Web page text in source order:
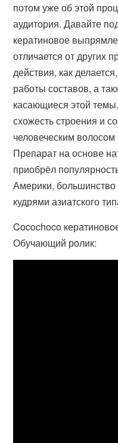
потом уже об этой
аудитория. Давайте
кератиновое
отличается от других
действия, как
работы составов, а
касающиеся этой
схожесть строения и
человеческим
Препарат на основе
приобрёл
Америки, большинство
кудрями азиатского
Cocochoco
Обучающий ролик: